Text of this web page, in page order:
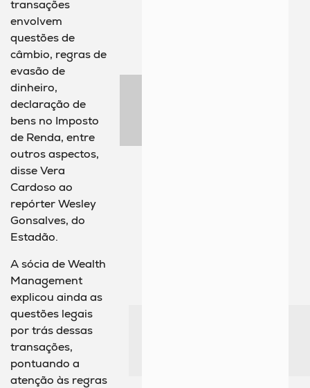
transações
envolvem
questões de
câmbio, regras de
evasão de
dinheiro,
declaração de
bens no Imposto
de Renda, entre
outros aspectos,
disse Vera
Cardoso ao
repórter Wesley
Gonsalves, do
Estadão.
A sócia de Wealth
Management
explicou ainda as
questões legais
por trás dessas
transações,
pontuando a
atenção às regras